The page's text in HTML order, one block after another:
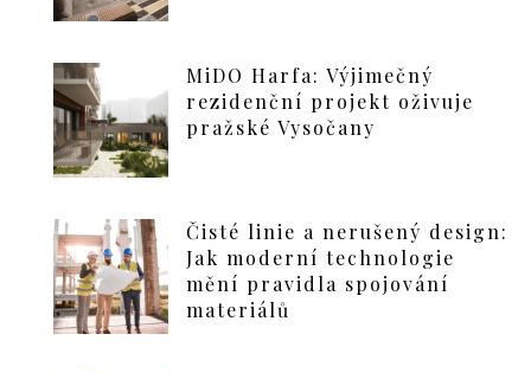
MiDO Harfa: Výjimečný
rezidenční projekt oživuje
pražské Vysočany
Čisté linie a nerušený design:
Jak moderní technologie
mění pravidla spojování
materiálů